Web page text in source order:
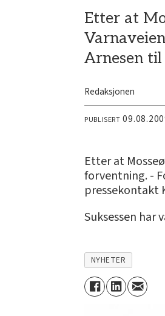
Etter at
Arnesen til
Redaksjonen
PUBLISERT
Etter at
forventning. -
pressekontakt
Suksessen har
NYHETER